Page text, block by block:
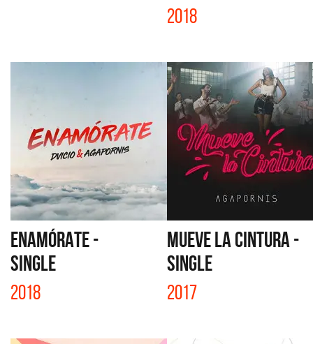
2018
ENAMÓRATE -
SINGLE
2018
MUEVE LA CINTURA -
SINGLE
2017